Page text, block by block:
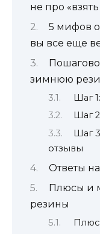
не про
5 мифов
вы все еще
зимнюю
Шаг
Шаг
Шаг
отзывы
Ответы
Плюсы и
резины